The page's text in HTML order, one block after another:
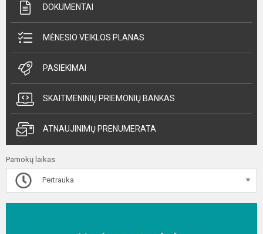
DOKUMENTAI
MĖNESIO VEIKLOS PLANAS
PASIEKIMAI
SKAITMENINIŲ PRIEMONIŲ BANKAS
ATNAUJINIMŲ PRENUMERATA
Pamokų laikas
Pertrauka